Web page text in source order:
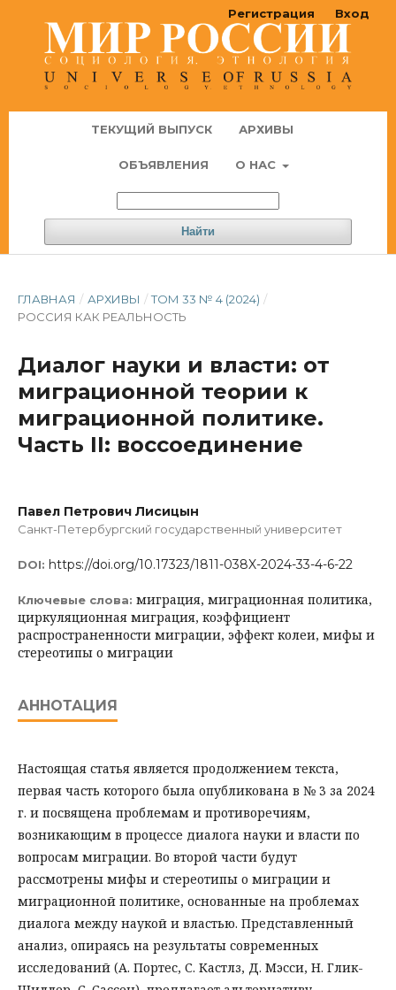
ТЕКУЩИЙ ВЫПУСК АРХИВЫ
ОБЪЯВЛЕНИЯ О НАС
Найти
Регистрация Вход
ГЛАВНАЯ / АРХИВЫ / ТОМ 33 № 4 (2024) /
РОССИЯ КАК РЕАЛЬНОСТЬ
Диалог науки и власти: от
миграционной теории к
миграционной политике.
Часть II: воссоединение
Павел Петрович Лисицын
Санкт-Петербургский государственный университет
DOI: https://doi.org/10.17323/1811-038X-2024-33-4-6-22
Ключевые слова: миграция, миграционная политика,
циркуляционная миграция, коэффициент
распространенности миграции, эффект колеи, мифы и
стереотипы о миграции
АННОТАЦИЯ
Настоящая статья является продолжением текста,
первая часть которого была опубликована в № 3 за 2024
г. и посвящена проблемам и противоречиям,
возникающим в процессе диалога науки и власти по
вопросам миграции. Во второй части будут
рассмотрены мифы и стереотипы о миграции и
миграционной политике, основанные на проблемах
диалога между наукой и властью. Представленный
анализ, опираясь на результаты современных
исследований (А. Портес, С. Кастлз, Д. Мэсси, Н. Глик-